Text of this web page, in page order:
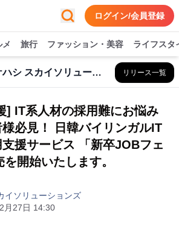
ログイン/会員登録
メ 旅行 ファッション・美容 ライフスタ
株式会社カケハシ スカイソリューションズ リリース一覧
] IT系人材の採用難にお悩み
必見！ 日韓バイリンガルIT
援サービス 「新卒JOBフェ
開始いたします。
イソリューションズ
月27日 14:30